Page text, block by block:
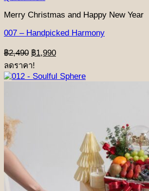
Merry Christmas and Happy New Year
007 – Handpicked Harmony
฿2,490 Original
price
was:
฿2,490.
฿1,990Current
฿1,990.
ลดราคา!